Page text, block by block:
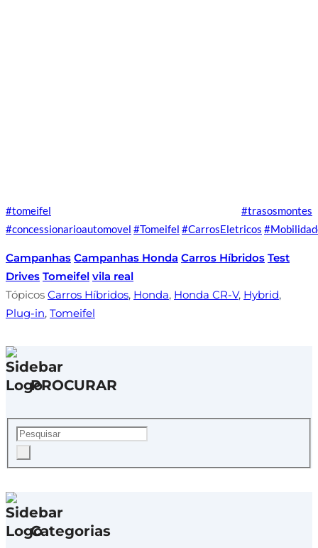
#tomeifel
#trasosmontes
#concessionarioautomovel #Tomeifel #CarrosEletricos
Campanhas Campanhas Honda Carros Híbridos Test
Drives Tomeifel vila real
Tópicos Carros Híbridos, Honda, Honda CR-V, Hybrid,
Plug-in, Tomeifel
PROCURAR
Categorias